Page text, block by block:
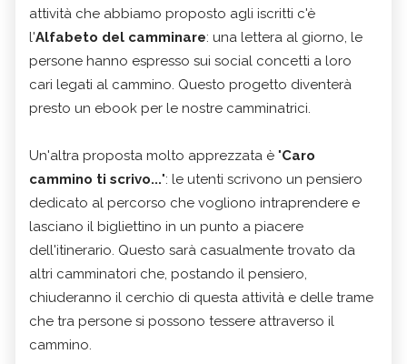
attività che abbiamo proposto agli iscritti c'è
l'Alfabeto del camminare: una lettera al giorno, le
persone hanno espresso sui social concetti a loro
cari legati al cammino. Questo progetto diventerà
presto un ebook per le nostre camminatrici.
Un'altra proposta molto apprezzata è "Caro
cammino ti scrivo...": le utenti scrivono un pensiero
dedicato al percorso che vogliono intraprendere e
lasciano il bigliettino in un punto a piacere
dell'itinerario. Questo sarà casualmente trovato da
altri camminatori che, postando il pensiero,
chiuderanno il cerchio di questa attività e delle trame
che tra persone si possono tessere attraverso il
cammino.